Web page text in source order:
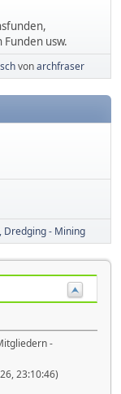
usw.
vonarchfraser
Dredging - Mining
-
23:10:46)